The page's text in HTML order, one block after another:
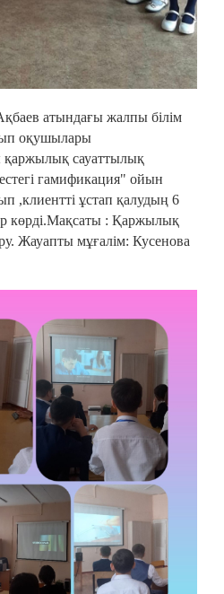
атындағы жалпы білім
оқушылары
сауаттылық
гамификация" ойын
,клиентті ұстап қалудың 6
көрді.Мақсаты : Қаржылық
Жауапты мұғалім: Кусенова